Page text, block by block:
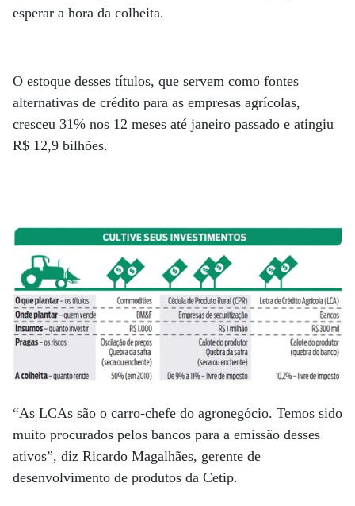
esperar a hora da colheita.
O estoque desses títulos, que servem como fontes
alternativas de crédito para as empresas agrícolas,
cresceu 31% nos 12 meses até janeiro passado e atingiu
R$ 12,9 bilhões.
“As LCAs são o carro-chefe do agronegócio. Temos sido
muito procurados pelos bancos para a emissão desses
ativos”, diz Ricardo Magalhães, gerente de
desenvolvimento de produtos da Cetip.